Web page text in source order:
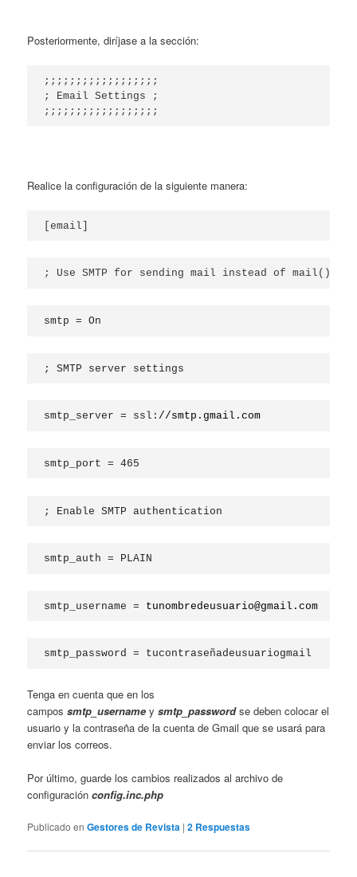
Posteriormente, diríjase a la sección:
;;;;;;;;;;;;;;;;;;
; Email Settings ;
;;;;;;;;;;;;;;;;;;
Realice la configuración de la siguiente manera:
[email]
; Use SMTP for sending mail instead of mail()
smtp = On
; SMTP server settings
smtp_server = ssl: //smtp.gmail.com
smtp_port = 465
; Enable SMTP authentication
smtp_auth = PLAIN
smtp_username = tunombredeusuario@gmail.com
smtp_password = tucontraseñadeusuariogmail
Tenga en cuenta que en los
campos smtp_username ysmtp_password se deben colocar el
usuario y la contraseña de la cuenta de Gmail que se usará para
enviar los correos.
Por último, guarde los cambios realizados al archivo de
configuraciónconfig.inc.php
Publicado en Gestores de Revista |2 Respuestas